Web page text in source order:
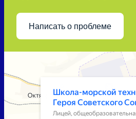
Написать о проблеме